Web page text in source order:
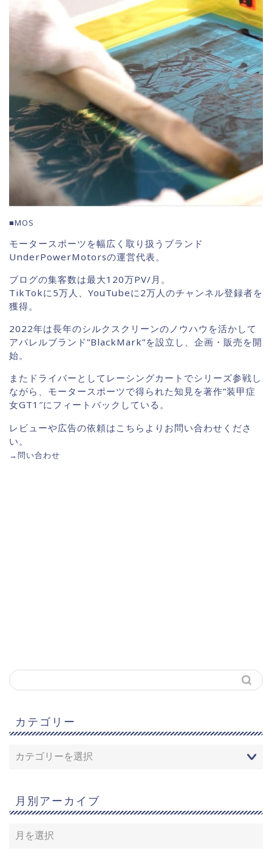
■MOS
モータースポーツを幅広く取り扱うブランド
UnderPowerMotorsの運営代表。
ブログの集客数は最大120万PV/月。
TikTokに5万人、YouTubeに2万人のチャンネル登録者を
獲得。
2022年は長年のシルクスクリーンのノウハウを活かして
アパレルブランド”BlackMark”を設立し、企画・販売を開
始。
またドライバーとしてレーシングカートでシリーズ参戦し
ながら、モータースポーツで得られた知見を著作”装甲症
女GT1″にフィートバックしている。
レビューや広告の依頼はこちらよりお問い合わせくださ
い。
→問い合わせ
カテゴリー
月別アーカイブ